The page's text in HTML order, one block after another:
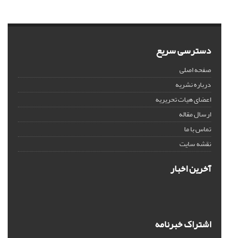
دسترسی سریع
صفحه اصلی
درباره نشریه
اعضای هیات تحریریه
ارسال مقاله
تماس با ما
نقشه سایت
آخرین اخبار
اشتراک خبرنامه